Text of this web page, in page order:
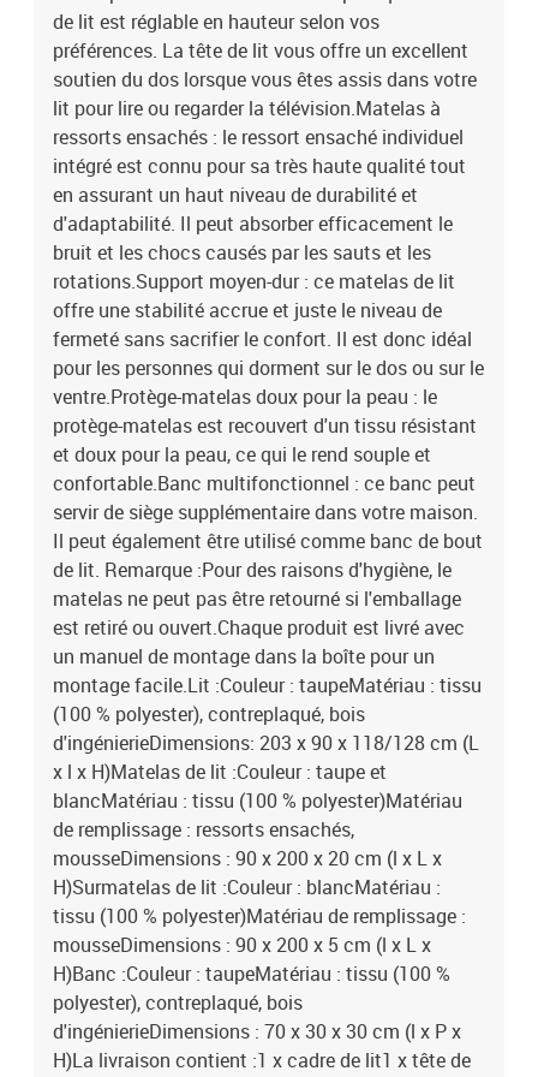
de lit est réglable en hauteur selon vos
préférences. La tête de lit vous offre un excellent
soutien du dos lorsque vous êtes assis dans votre
lit pour lire ou regarder la télévision.Matelas à
ressorts ensachés : le ressort ensaché individuel
intégré est connu pour sa très haute qualité tout
en assurant un haut niveau de durabilité et
d'adaptabilité. Il peut absorber efficacement le
bruit et les chocs causés par les sauts et les
rotations.Support moyen-dur : ce matelas de lit
offre une stabilité accrue et juste le niveau de
fermeté sans sacrifier le confort. Il est donc idéal
pour les personnes qui dorment sur le dos ou sur le
ventre.Protège-matelas doux pour la peau : le
protège-matelas est recouvert d'un tissu résistant
et doux pour la peau, ce qui le rend souple et
confortable.Banc multifonctionnel : ce banc peut
servir de siège supplémentaire dans votre maison.
Il peut également être utilisé comme banc de bout
de lit. Remarque :Pour des raisons d'hygiène, le
matelas ne peut pas être retourné si l'emballage
est retiré ou ouvert.Chaque produit est livré avec
un manuel de montage dans la boîte pour un
montage facile.Lit :Couleur : taupeMatériau : tissu
(100 % polyester), contreplaqué, bois
d'ingénierieDimensions: 203 x 90 x 118/128 cm (L
x l x H)Matelas de lit :Couleur : taupe et
blancMatériau : tissu (100 % polyester)Matériau
de remplissage : ressorts ensachés,
mousseDimensions : 90 x 200 x 20 cm (l x L x
H)Surmatelas de lit :Couleur : blancMatériau :
tissu (100 % polyester)Matériau de remplissage :
mousseDimensions : 90 x 200 x 5 cm (l x L x
H)Banc :Couleur : taupeMatériau : tissu (100 %
polyester), contreplaqué, bois
d'ingénierieDimensions : 70 x 30 x 30 cm (l x P x
H)La livraison contient :1 x cadre de lit1 x tête de